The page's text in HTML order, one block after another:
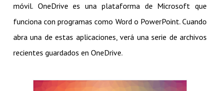
móvil. OneDrive es una plataforma de Microsoft que
funciona con programas como Word o PowerPoint. Cuando
abra una de estas aplicaciones, verá una serie de archivos
recientes guardados en OneDrive.